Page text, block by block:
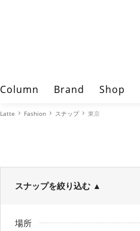
Column Brand Shop
Latte Fashion スナップ 東京
スナップを絞り込む ▲
場所